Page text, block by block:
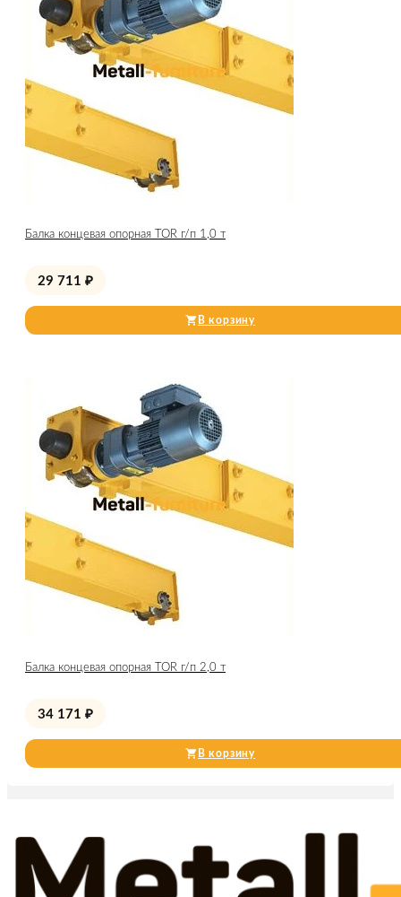
Балка концевая опорная TOR г/п 1,0 т
29 711 ₽
В корзину
Балка концевая опорная TOR г/п 2,0 т
34 171 ₽
В корзину